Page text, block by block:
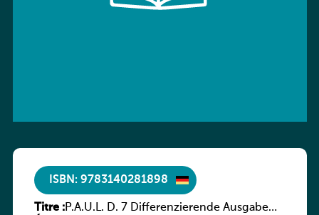
ISBN: 9783140281898
Titre :P.A.U.L. D. 7 Differenzierende Ausgabe